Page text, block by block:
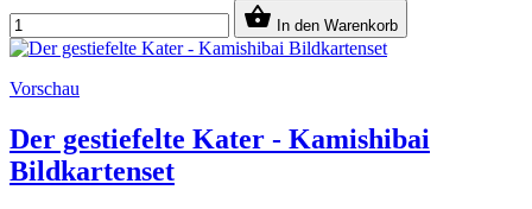
 In den Warenkorb
Vorschau
Der gestiefelte Kater - Kamishibai
Bildkartenset